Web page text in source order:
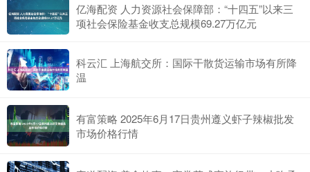
亿海配资 人力资源社会保障部：“十四五”以来三
项社会保险基金收支总规模69.27万亿元
科云汇 上海航交所：国际干散货运输市场有所降
温
有富策略 2025年6月17日贵州遵义虾子辣椒批发
市场价格行情